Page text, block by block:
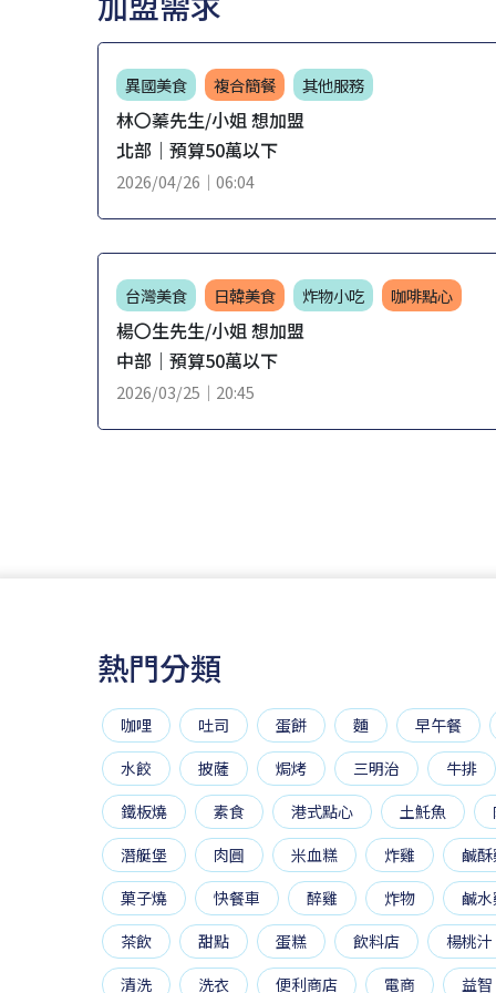
異國美食 複合簡餐 其他服務
林〇蓁先生/小姐 想加盟
北部｜預算50萬以下
2026/04/26｜06:04
台灣美食 日韓美食 炸物小吃 咖啡點心
楊〇生先生/小姐 想加盟
中部｜預算50萬以下
2026/03/25｜20:45
熱門分類
咖哩 吐司 蛋餅 麵
早午餐
水餃
披薩 焗烤 三明治
牛排
鐵板燒
素食 港式點心 土魠魚
潛艇堡
肉圓 米血糕 炸雞
鹹
菓子燒
快餐車 醉雞 炸物
鹹
茶飲
甜點 蛋糕 飲料店
楊桃汁
清洗
洗衣 便利商店 電商 益智